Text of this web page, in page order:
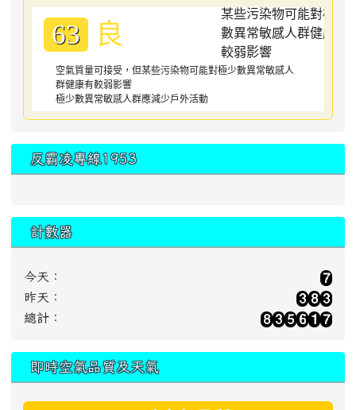
63 良
空氣質量可接受，但某些污染物可能對極少數異常敏感人
群健康有較弱影響
極少數異常敏感人群應減少戶外活動
反霸凌專線1953
計數器
今天：
昨天：
總計：
即時空氣品質及天氣